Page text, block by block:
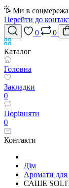
Ми в
Перейти до
0
0
Каталог
Головна
Закладки
0
Порівняти
0
Контакти
Дім
Аромати для
САШЕ